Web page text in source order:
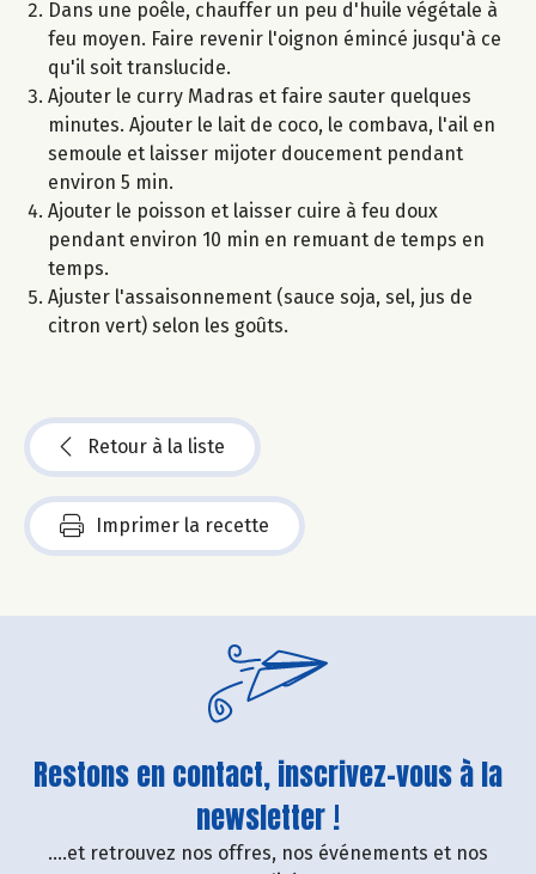
Dans une poêle, chauffer un peu d'huile végétale à
feu moyen. Faire revenir l'oignon émincé jusqu'à ce
qu'il soit translucide.
Ajouter le curry Madras et faire sauter quelques
minutes. Ajouter le lait de coco, le combava, l'ail en
semoule et laisser mijoter doucement pendant
environ 5 min.
Ajouter le poisson et laisser cuire à feu doux
pendant environ 10 min en remuant de temps en
temps.
Ajuster l'assaisonnement (sauce soja, sel, jus de
citron vert) selon les goûts.
Retour à la liste
Imprimer la recette
Restons en contact, inscrivez-vous à la
newsletter !
....et retrouvez nos offres, nos événements et nos